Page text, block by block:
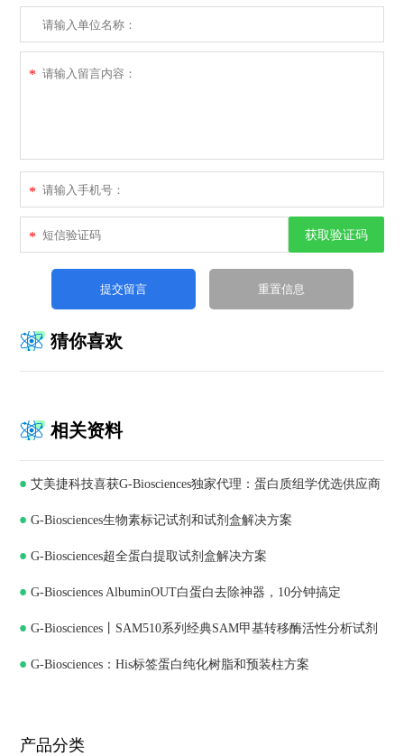
*
*
* 获取验证码
猜你喜欢
相关资料
艾美捷科技喜获G-Biosciences独家代理：蛋白质组学优选供应商
G-Biosciences生物素标记试剂和试剂盒解决方案
G-Biosciences超全蛋白提取试剂盒解决方案
G-Biosciences AlbuminOUT白蛋白去除神器，10分钟搞定
G-Biosciences丨SAM510系列经典SAM甲基转移酶活性分析试剂
盒
G-Biosciences：His标签蛋白纯化树脂和预装柱方案
产品分类